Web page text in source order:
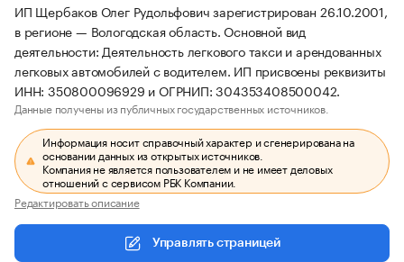
ИП Щербаков Олег Рудольфович зарегистрирован 26.10.2001,
в регионе — Вологодская область. Основной вид
деятельности: Деятельность легкового такси и арендованных
легковых автомобилей с водителем. ИП присвоены реквизиты
ИНН: 350800096929 и ОГРНИП: 304353408500042.
Данные получены из публичных государственных источников.
Информация носит справочный характер и сгенерирована на
основании данных из открытых источников.
Компания не является пользователем и не имеет деловых
отношений с сервисом РБК Компании.
Редактировать описание
Управлять страницей